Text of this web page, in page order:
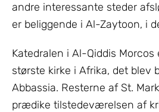
andre interessante steder
er beliggende i Al-Zaytoon, i
Katedralen i Al-Qiddis Morcos
største kirke i Afrika, det blev
Abbassia. Resterne af St.
prædike tilstedeværelsen af